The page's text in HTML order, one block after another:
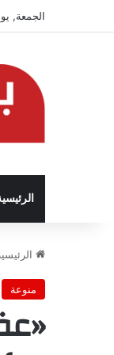
الجمعة, يوليو 31
منوعة